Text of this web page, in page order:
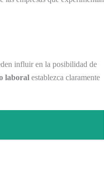
influir en la posibilidad de
laboral establezca claramente